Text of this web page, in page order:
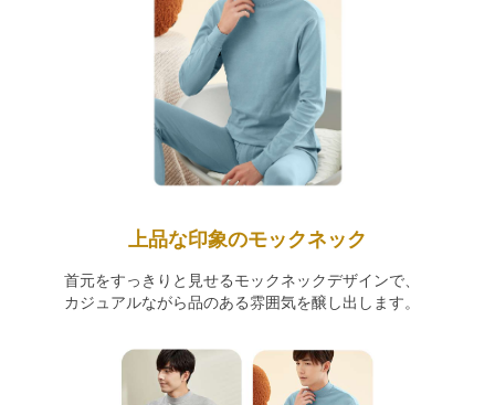
上品な印象のモックネック
首元をすっきりと見せるモックネックデザインで、
カジュアルながら品のある雰囲気を醸し出します。